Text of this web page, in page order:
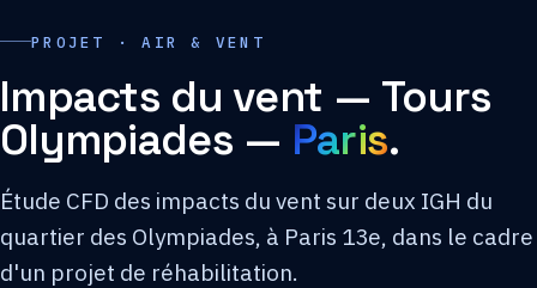
PROJET · AIR & VENT
Impacts du vent — Tours
Olympiades — Paris.
Étude CFD des impacts du vent sur deux IGH du
quartier des Olympiades, à Paris 13e, dans le cadre
d'un projet de réhabilitation.